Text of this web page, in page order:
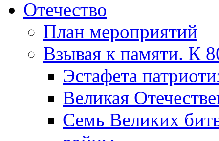
Отечество
План мероприятий
Взывая к памяти. К
Эcтафета
Великая
Семь Великих